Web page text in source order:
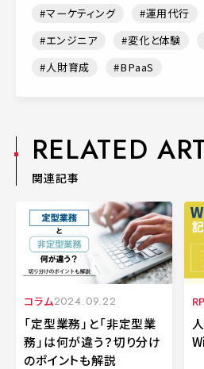
マーケティング
運用代行
エンジニア
変化と体験
人財育成
BPaaS
RELATED
関連記事
コラム2024.09.22
「定型業務」と「非定型業
務」は何が違う？切り分け
のポイントも解説